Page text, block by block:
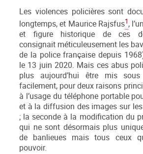
Les violences policières sont
longtemps, et Maurice Rajsfus1,
et figure historique de ces
consignait méticuleusement les
de la police française depuis
le 13 juin 2020. Mais ces abus
plus aujourd’hui être mis
facilement, pour deux raisons
à l’usage du téléphone portable
et à la diffusion des images sur
; la seconde à la modification du
qui ne sont désormais plus
de banlieues mais tous ceux
pouvoir.